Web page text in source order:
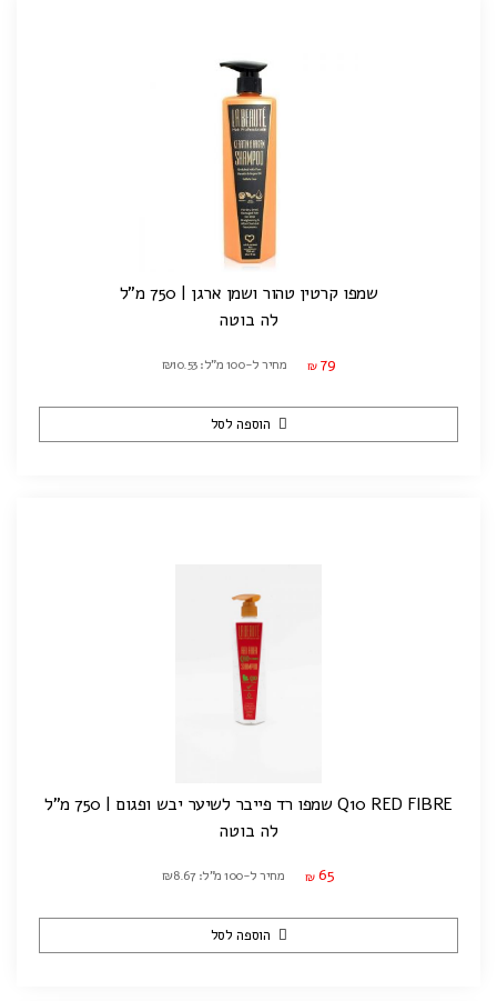
שמפו קרטין טהור ושמן ארגן | 750 מ"ל
לה בוטה
₪ 79 מחיר ל-100 מ"ל: ₪10.53
הוספה לסל
Q10 RED FIBRE שמפו רד פייבר לשיער יבש ופגום | 750 מ"ל
לה בוטה
₪ 65 מחיר ל-100 מ"ל: ₪8.67
הוספה לסל